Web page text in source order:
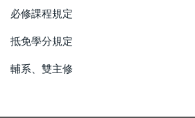
必修課程規定
抵免學分規定
輔系、雙主修